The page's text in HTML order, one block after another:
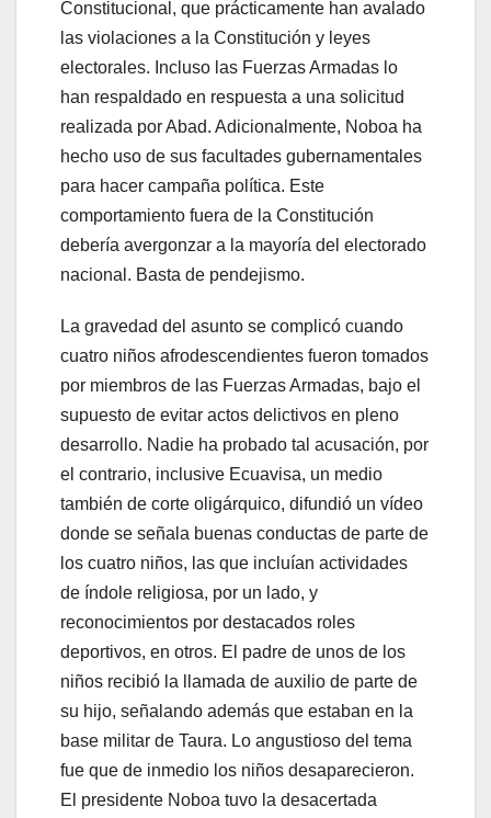
Constitucional, que prácticamente han avalado
las violaciones a la Constitución y leyes
electorales. Incluso las Fuerzas Armadas lo
han respaldado en respuesta a una solicitud
realizada por Abad. Adicionalmente, Noboa ha
hecho uso de sus facultades gubernamentales
para hacer campaña política. Este
comportamiento fuera de la Constitución
debería avergonzar a la mayoría del electorado
nacional. Basta de pendejismo.
La gravedad del asunto se complicó cuando
cuatro niños afrodescendientes fueron tomados
por miembros de las Fuerzas Armadas, bajo el
supuesto de evitar actos delictivos en pleno
desarrollo. Nadie ha probado tal acusación, por
el contrario, inclusive Ecuavisa, un medio
también de corte oligárquico, difundió un vídeo
donde se señala buenas conductas de parte de
los cuatro niños, las que incluían actividades
de índole religiosa, por un lado, y
reconocimientos por destacados roles
deportivos, en otros. El padre de unos de los
niños recibió la llamada de auxilio de parte de
su hijo, señalando además que estaban en la
base militar de Taura. Lo angustioso del tema
fue que de inmedio los niños desaparecieron.
El presidente Noboa tuvo la desacertada